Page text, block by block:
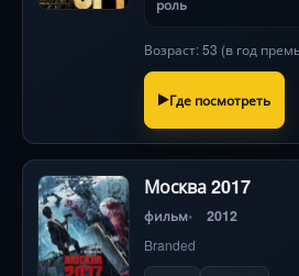
роль
Возраст: 53 (в год
Где посмотреть
Москва 2017
фильм 2012
Branded